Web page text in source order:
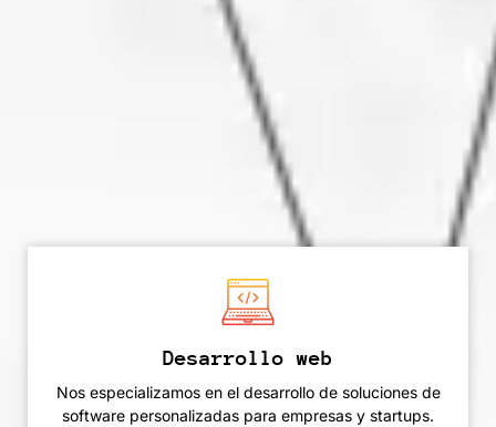
Desarrollo web
Nos especializamos en el desarrollo de soluciones de
software personalizadas para empresas y startups.